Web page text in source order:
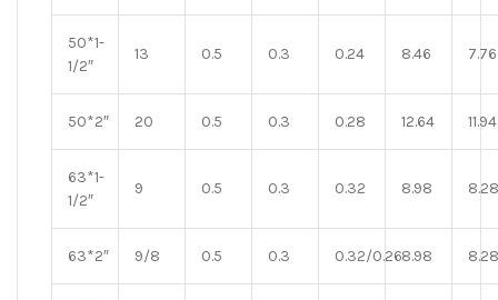
50*1-
1/2″
13 0.5 0.3 0.24 8.46 7.76
50*2″ 20 0.5 0.3 0.28 12.64 11.94
63*1-
1/2″
9 0.5 0.3 0.32 8.98 8.28
63*2″ 9/8 0.5 0.3 0.32/0.268.98 8.28